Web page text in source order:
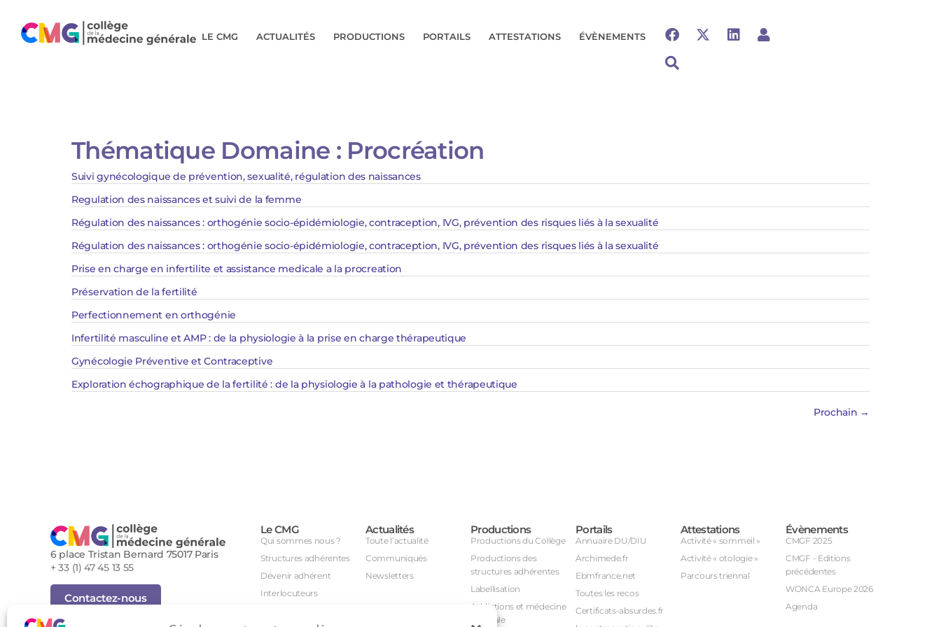
LE CMG ACTUALITÉS PRODUCTIONS PORTAILS ATTESTATIONS ÉVÈNEMENTS
Thématique Domaine : Procréation
Suivi gynécologique de prévention, sexualité, régulation des naissances
Regulation des naissances et suivi de la femme
Régulation des naissances : orthogénie socio-épidémiologie, contraception, IVG, prévention des risques liés à la sexualité​
Régulation des naissances : orthogénie socio-épidémiologie, contraception, IVG, prévention des risques liés à la sexualité
Prise en charge en infertilite et assistance medicale a la procreation
Préservation de la fertilité
Perfectionnement en orthogénie
Infertilité masculine et AMP : de la physiologie à la prise en charge thérapeutique
Gynécologie Préventive et Contraceptive
Exploration échographique de la fertilité : de la physiologie à la pathologie et thérapeutique
Prochain →
6 place Tristan Bernard 75017 Paris
+ 33 (1) 47 45 13 55
Contactez-nous
Inscription Newsletter
Le CMG
Qui sommes nous ?
Structures adhérentes
Dévenir adhérent
Interlocuteurs
Actualités
Toute l’actualité
Communiqués
Newsletters
Productions
Productions du Collège
Productions des
structures adhérentes
Labellisation
Addictions et médecine
générale
Portails
Annuaire DU/DIU
Archimede.fr
Ebmfrance.net
Toutes les recos
Certificats-absurdes.fr
Attestations
Activité « sommeil »
Activité « otologie »
Parcours triennal
Évènements
CMGF 2025
CMGF - Editions
précédentes
WONCA Europe 2026
Agenda